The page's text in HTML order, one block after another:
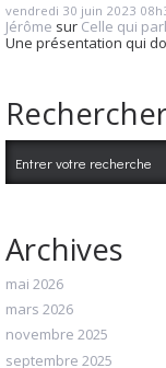
vendredi 30 juin 2023
Jérôme sur Celle qui
Une présentation qui
Archives
mai 2026
mars 2026
novembre 2025
septembre 2025